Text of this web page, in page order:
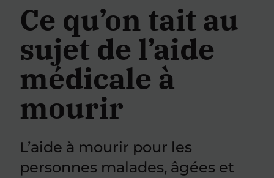
Ce qu’on tait au
sujet de l’aide
médicale à
mourir
L’aide à mourir pour les
personnes malades, âgées et